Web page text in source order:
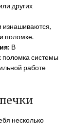
других
изнашиваются,
поломке.
В
поломка системы
работе
несколько